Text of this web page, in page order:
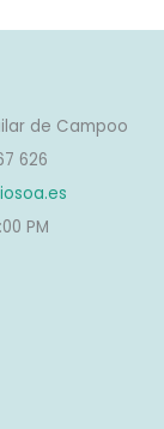
de Campoo
626
PM